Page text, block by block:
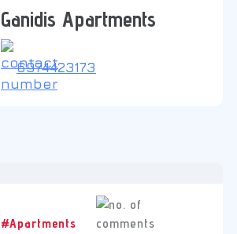
Ganidis Apartments
6974423173
#Apartments